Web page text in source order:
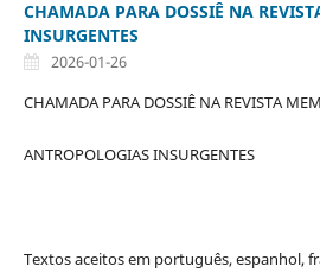
CHAMADA PARA DOSSIÊ NA
INSURGENTES
2026-01-26
CHAMADA PARA DOSSIÊ NA REVISTA
ANTROPOLOGIAS INSURGENTES
Textos aceitos em português, espanhol,